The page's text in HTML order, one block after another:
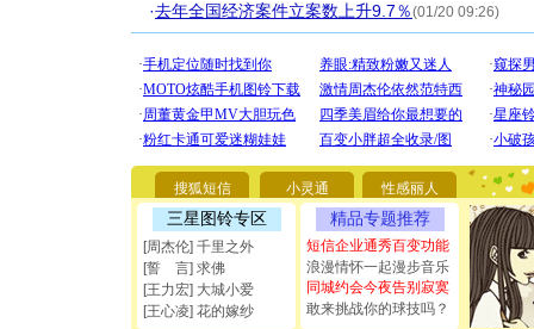
·去年全国经济案件立案数上升9.7％(01/20 09:26)
搜狐短信 小灵通 性感丽人
三星图铃专区
[周杰伦] 千里之外
[誓 言] 求佛
[王力宏] 大城小爱
[王心凌] 花的嫁纱
精品专题推荐
短信企业通秀百变功能
浪漫情怀一起漫步音乐
同城约会今夜告别寂寞
敢来挑战你的球技吗？
[圣诞节]
你太多
要平安
[圣诞节]
能正大
都要快乐
如意,快
[元旦]看
断电。爱
你是我专
[元旦]如
起；二
离。水晶
[元旦]当